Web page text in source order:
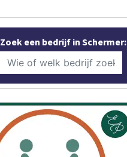
Zoek een bedrijf in Schermer: